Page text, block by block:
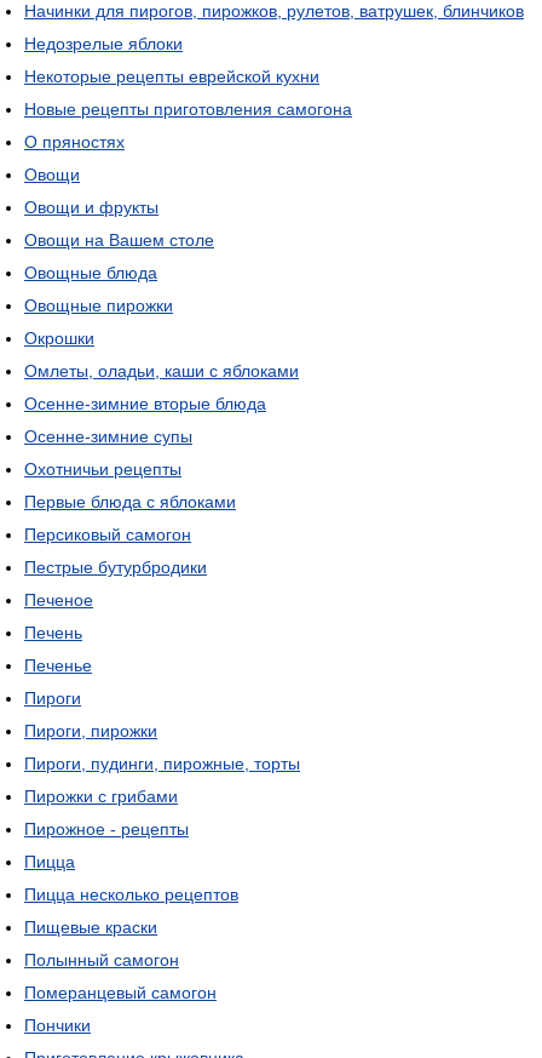
Начинки для пирогов, пирожков, рулетов, ватрушек, блинчиков
Недозрелые яблоки
Некоторые рецепты еврейской кухни
Новые рецепты приготовления самогона
О пряностях
Овощи
Овощи и фрукты
Овощи на Вашем столе
Овощные блюда
Овощные пирожки
Окрошки
Омлеты, оладьи, каши с яблоками
Осенне-зимние вторые блюда
Осенне-зимние супы
Охотничьи рецепты
Первые блюда с яблоками
Персиковый самогон
Пестрые бутурбродики
Печеное
Печень
Печенье
Пироги
Пироги, пирожки
Пироги, пудинги, пирожные, торты
Пирожки с грибами
Пирожное - рецепты
Пицца
Пицца несколько рецептов
Пищевые краски
Полынный самогон
Померанцевый самогон
Пончики